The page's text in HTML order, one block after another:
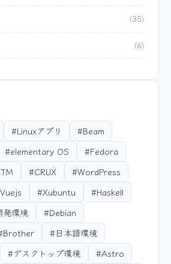
(35)
(6)
#Linuxアプリ
#Beam
#elementary OS
#Fedora
#CRUX
#WordPress
#Xubuntu
#Haskell
発環境
#Debian
#日本語環境
#デスクトップ環境
#Astro